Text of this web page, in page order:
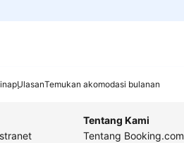
UlasanTemukan akomodasi bulanan
Tentang Kami
Tentang Booking.com